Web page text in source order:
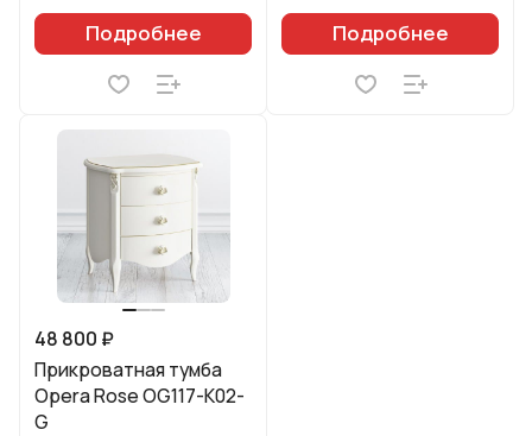
Подробнее Подробнее
48 800 ₽
Прикроватная тумба
Opera Rose OG117-K02-
G